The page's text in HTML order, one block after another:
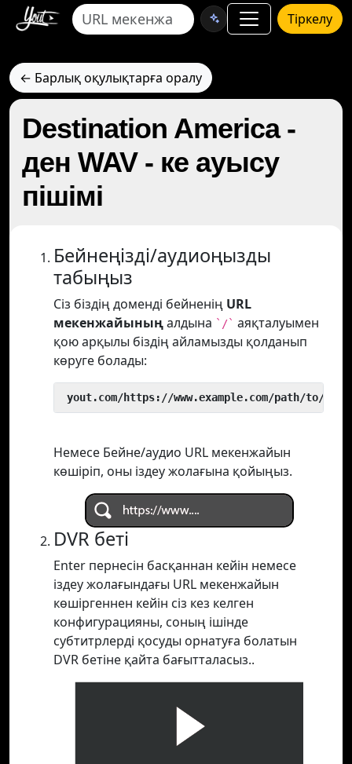
Тіркелу
← Барлық оқулықтарға оралу
Destination America -
ден WAV - ке ауысу
пішімі
Бейнеңізді/аудиоңызды
табыңыз
Сіз біздің доменді бейненің URL
мекенжайыныңалдына `/` аяқталуымен
қою арқылы біздің айламызды қолданып
көруге болады:
yout.com/https://www.example.com/path/to/
Немесе Бейне/аудио URL мекенжайын
көшіріп, оны іздеу жолағына қойыңыз.
DVR беті
Enter пернесін басқаннан кейін немесе
іздеу жолағындағы URL мекенжайын
көшіргеннен кейін сіз кез келген
конфигурацияны, соның ішінде
субтитрлерді қосуды орнатуға болатын
DVR бетіне қайта бағытталасыз..